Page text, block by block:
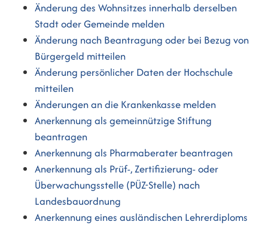
Änderung des Wohnsitzes innerhalb derselben
Stadt oder Gemeinde melden
Änderung nach Beantragung oder bei Bezug von
Bürgergeld mitteilen
Änderung persönlicher Daten der Hochschule
mitteilen
Änderungen an die Krankenkasse melden
Anerkennung als gemeinnützige Stiftung
beantragen
Anerkennung als Pharmaberater beantragen
Anerkennung als Prüf-, Zertifizierung- oder
Überwachungsstelle (PÜZ-Stelle) nach
Landesbauordnung
Anerkennung eines ausländischen Lehrerdiploms